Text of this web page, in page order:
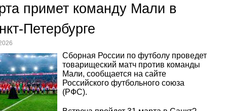
примет команду Мали в
Петербурге
Сборная России по футболу проведет
товарищеский матч против команды
Мали, сообщается на сайте
Российского футбольного союза
(РФС).